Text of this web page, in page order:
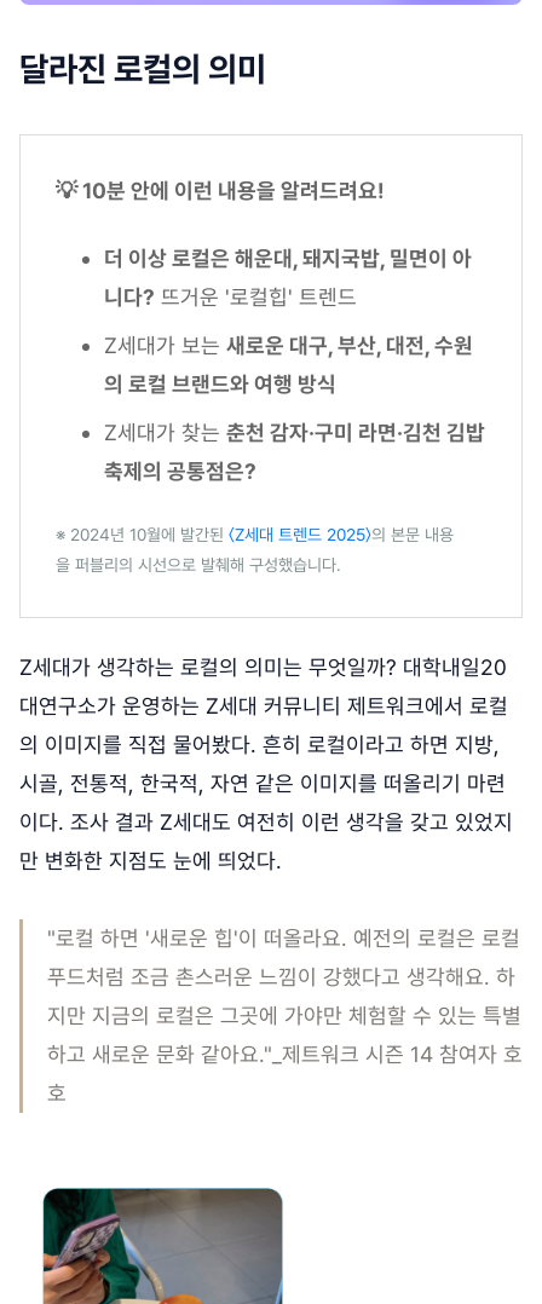
달라진 로컬의 의미
💡 10분 안에 이런 내용을 알려드려요!
더 이상 로컬은 해운대, 돼지국밥, 밀면이 아
니다? 뜨거운 '로컬힙' 트렌드
Z세대가 보는 새로운 대구, 부산, 대전, 수원
의 로컬 브랜드와 여행 방식
Z세대가 찾는 춘천 감자·구미 라면·김천 김밥
축제의 공통점은?
※ 2024년 10월에 발간된 〈Z세대 트렌드 2025〉의 본문 내용
을 퍼블리의 시선으로 발췌해 구성했습니다.
Z세대가 생각하는 로컬의 의미는 무엇일까? 대학내일20
대연구소가 운영하는 Z세대 커뮤니티 제트워크에서 로컬
의 이미지를 직접 물어봤다. 흔히 로컬이라고 하면 지방,
시골, 전통적, 한국적, 자연 같은 이미지를 떠올리기 마련
이다. 조사 결과 Z세대도 여전히 이런 생각을 갖고 있었지
만 변화한 지점도 눈에 띄었다.
"로컬 하면 '새로운 힙'이 떠올라요. 예전의 로컬은 로컬
푸드처럼 조금 촌스러운 느낌이 강했다고 생각해요. 하
지만 지금의 로컬은 그곳에 가야만 체험할 수 있는 특별
하고 새로운 문화 같아요."_제트워크 시즌 14 참여자 호
호